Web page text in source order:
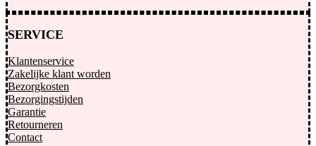
SERVICE
Klantenservice
Zakelijke klant worden
Bezorgkosten
Bezorgingstijden
Garantie
Retourneren
Contact